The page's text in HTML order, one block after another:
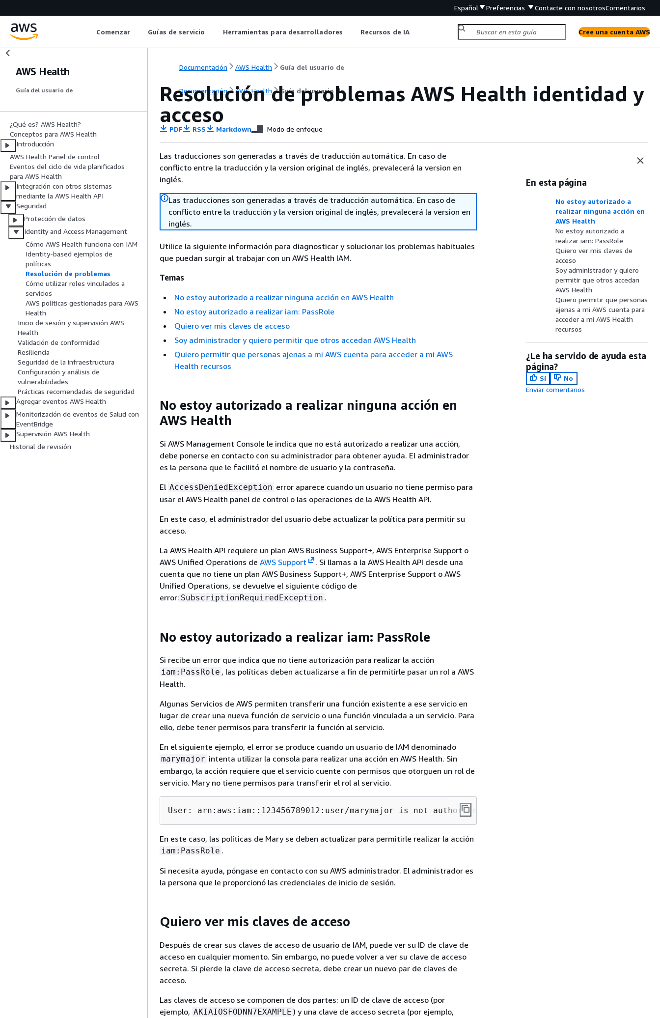
Español Preferencias Contacte con nosotrosComentarios
Comenzar Guías de servicio Herramientas para desarrolladores Recursos de IA Cree una cuenta AWS
AWS Health
Guía del usuario de
¿Qué es? AWS Health?
Conceptos para AWS Health
Introducción
AWS Health Panel de control
Eventos del ciclo de vida planificados
para AWS Health
Integración con otros sistemas
mediante la AWS Health API
Seguridad
Protección de datos
Identity and Access Management
Cómo AWS Health funciona con IAM
Identity-based ejemplos de
políticas
Resolución de problemas
Cómo utilizar roles vinculados a
servicios
AWS políticas gestionadas para AWS
Health
Inicio de sesión y supervisión AWS
Health
Validación de conformidad
Resiliencia
Seguridad de la infraestructura
Configuración y análisis de
vulnerabilidades
Prácticas recomendadas de seguridad
Agregar eventos AWS Health
Monitorización de eventos de Salud con
EventBridge
Supervisión AWS Health
Historial de revisión
Documentación AWS Health Guía del usuario de
Documentación AWS Health Guía del usuario de
Resolución de problemas AWS Health identidad y
acceso
PDF RSS Markdown Modo de enfoque
Las traducciones son generadas a través de traducción automática. En caso de
conflicto entre la traducción y la version original de inglés, prevalecerá la version en
inglés.
Las traducciones son generadas a través de traducción automática. En caso de
conflicto entre la traducción y la version original de inglés, prevalecerá la version en
inglés.
Utilice la siguiente información para diagnosticar y solucionar los problemas habituales
que puedan surgir al trabajar con un AWS Health IAM.
Temas
No estoy autorizado a realizar ninguna acción en AWS Health
No estoy autorizado a realizar iam: PassRole
Quiero ver mis claves de acceso
Soy administrador y quiero permitir que otros accedan AWS Health
Quiero permitir que personas ajenas a mi AWS cuenta para acceder a mi AWS
Health recursos
No estoy autorizado a realizar ninguna acción en
AWS Health
Si AWS Management Console le indica que no está autorizado a realizar una acción,
debe ponerse en contacto con su administrador para obtener ayuda. El administrador
es la persona que le facilitó el nombre de usuario y la contraseña.
El AccessDeniedException error aparece cuando un usuario no tiene permiso para
usar el AWS Health panel de control o las operaciones de la AWS Health API.
En este caso, el administrador del usuario debe actualizar la política para permitir su
acceso.
La AWS Health API requiere un plan AWS Business Support+, AWS Enterprise Support o
AWS Unified Operations de AWS Support
. Si llamas a la AWS Health API desde una
cuenta que no tiene un plan AWS Business Support+, AWS Enterprise Support o AWS
Unified Operations, se devuelve el siguiente código de
error: SubscriptionRequiredException .
No estoy autorizado a realizar iam: PassRole
Si recibe un error que indica que no tiene autorización para realizar la acción
iam:PassRole , las políticas deben actualizarse a fin de permitirle pasar un rol a AWS
Health.
Algunas Servicios de AWS permiten transferir una función existente a ese servicio en
lugar de crear una nueva función de servicio o una función vinculada a un servicio. Para
ello, debe tener permisos para transferir la función al servicio.
En el siguiente ejemplo, el error se produce cuando un usuario de IAM denominado
marymajor intenta utilizar la consola para realizar una acción en AWS Health. Sin
embargo, la acción requiere que el servicio cuente con permisos que otorguen un rol de
servicio. Mary no tiene permisos para transferir el rol al servicio.
User: arn:aws:iam::123456789012:user/marymajor is not authorized to perform: iam:PassRole
En este caso, las políticas de Mary se deben actualizar para permitirle realizar la acción
iam:PassRole .
Si necesita ayuda, póngase en contacto con su AWS administrador. El administrador es
la persona que le proporcionó las credenciales de inicio de sesión.
Quiero ver mis claves de acceso
Después de crear sus claves de acceso de usuario de IAM, puede ver su ID de clave de
acceso en cualquier momento. Sin embargo, no puede volver a ver su clave de acceso
secreta. Si pierde la clave de acceso secreta, debe crear un nuevo par de claves de
acceso.
Las claves de acceso se componen de dos partes: un ID de clave de acceso (por
ejemplo, AKIAIOSFODNN7EXAMPLE ) y una clave de acceso secreta (por ejemplo,
En esta página
No estoy autorizado a
realizar ninguna acción en
AWS Health
No estoy autorizado a
realizar iam: PassRole
Quiero ver mis claves de
acceso
Soy administrador y quiero
permitir que otros accedan
AWS Health
Quiero permitir que personas
ajenas a mi AWS cuenta para
acceder a mi AWS Health
recursos
¿Le ha servido de ayuda esta
página?
Sí
No
Enviar comentarios